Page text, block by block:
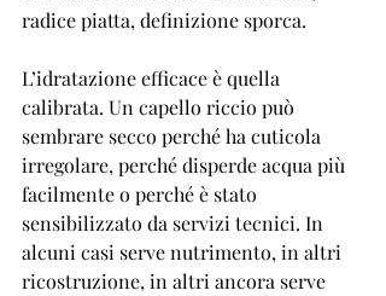
radice piatta, definizione sporca.
L’idratazione efficace è quella
calibrata. Un capello riccio può
sembrare secco perché ha cuticola
irregolare, perché disperde acqua più
facilmente o perché è stato
sensibilizzato da servizi tecnici. In
alcuni casi serve nutrimento, in altri
ricostruzione, in altri ancora serve